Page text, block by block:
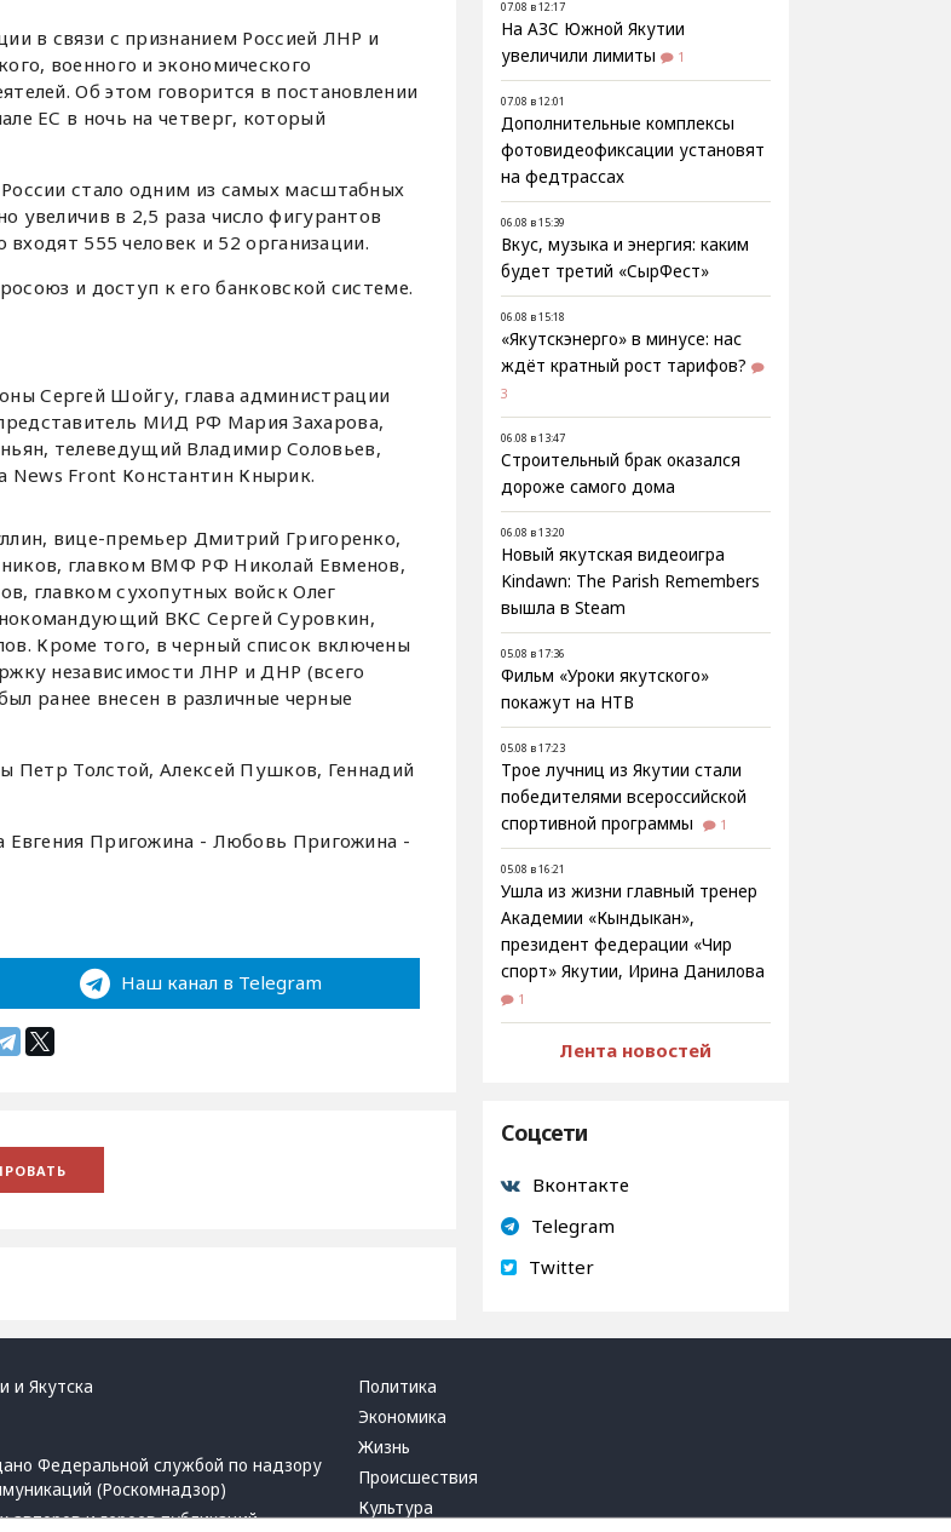
в связи с признанием Россией ЛНР и
военного и экономического
Об этом говорится в постановлении
ЕС в ночь на четверг, который
стало одним из самых масштабных
в 2,5 раза число фигурантов
555 человек и 52 организации.
и доступ к его банковской системе.
Сергей Шойгу, глава администрации
МИД РФ Мария Захарова,
телеведущий Владимир Соловьев,
News Front Константин Кнырик.
вице-премьер Дмитрий Григоренко,
главком ВМФ РФ Николай Евменов,
главком сухопутных войск Олег
ВКС Сергей Суровкин,
Кроме того, в черный список включены
независимости ЛНР и ДНР (всего
ранее внесен в различные черные
Петр Толстой, Алексей Пушков, Геннадий
Евгения Пригожина - Любовь Пригожина -
Наш канал в Telegram
07.08 в 12:17
На АЗС Южной Якутии
увеличили лимиты
1
07.08 в 12:01
Дополнительные комплексы
фотовидеофиксации установят
на федтрассах
06.08 в 15:39
Вкус, музыка и энергия: каким
будет третий «СырФест»
06.08 в 15:18
«Якутскэнерго» в минусе: нас
ждёт кратный рост тарифов?
3
06.08 в 13:47
Строительный брак оказался
дороже самого дома
06.08 в 13:20
Новый якутская видеоигра
Kindawn: The Parish Remembers
вышла в Steam
05.08 в 17:36
Фильм «Уроки якутского»
покажут на НТВ
05.08 в 17:23
Трое лучниц из Якутии стали
победителями всероссийской
спортивной программы
1
05.08 в 16:21
Ушла из жизни главный тренер
Академии «Кындыкан»,
президент федерации «Чир
спорт» Якутии, Ирина Данилова
1
Лента новостей
Соцсети
Вконтакте
Telegram
Twitter
и Якутска
Федеральной службой по надзору
(Роскомнадзор)
и героев публикаций.
Политика
Экономика
Жизнь
Происшествия
Культура